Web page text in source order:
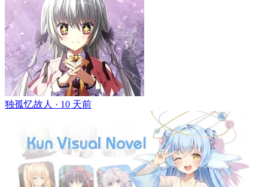
独孤忆故人 · 10 天前